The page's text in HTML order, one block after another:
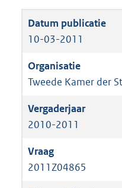
10-03-2011
Tweede Kamer der
2010-2011
2011Z04865